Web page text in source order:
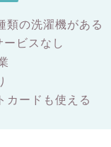
類の洗濯機がある
ビスなし
カードも使える